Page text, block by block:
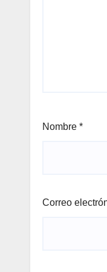
Nombre *
Correo